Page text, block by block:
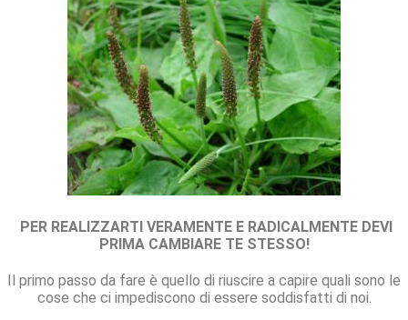
PER REALIZZARTI VERAMENTE E RADICALMENTE DEVI
PRIMA CAMBIARE TE STESSO!
Il primo passo da fare è quello di riuscire a capire quali sono le
cose che ci impediscono di essere soddisfatti di noi.